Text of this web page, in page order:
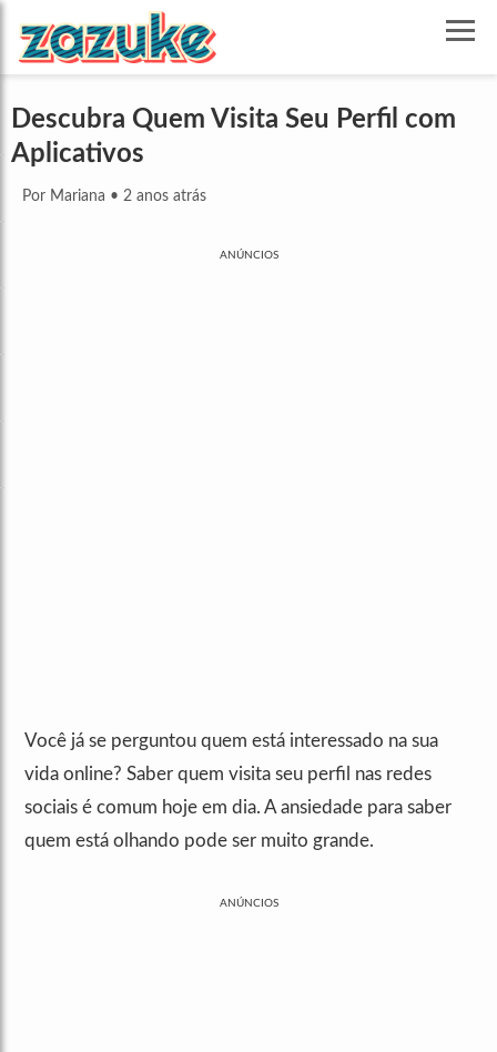
Descubra Quem Visita Seu Perfil com
Aplicativos
Por Mariana • 2 anos atrás
ANÚNCIOS
Você já se perguntou quem está interessado na sua
vida online? Saber quem visita seu perfil nas redes
sociais é comum hoje em dia. A ansiedade para saber
quem está olhando pode ser muito grande.
ANÚNCIOS